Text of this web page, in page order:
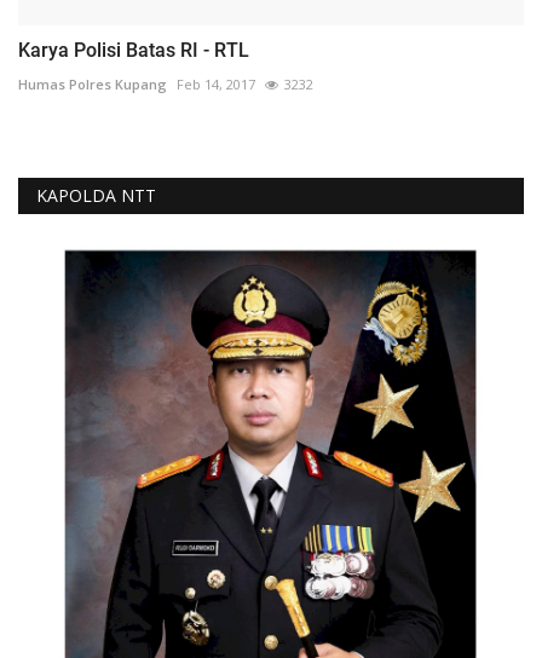
Karya Polisi Batas RI - RTL
Humas Polres Kupang Feb 14, 2017 3232
KAPOLDA NTT